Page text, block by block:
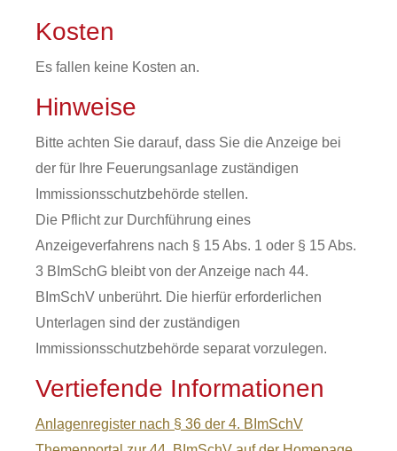
Kosten
Es fallen keine Kosten an.
Hinweise
Bitte achten Sie darauf, dass Sie die Anzeige bei
der für Ihre Feuerungsanlage zuständigen
Immissionsschutzbehörde stellen.
Die Pflicht zur Durchführung eines
Anzeigeverfahrens nach § 15 Abs. 1 oder § 15 Abs.
3 BImSchG bleibt von der Anzeige nach 44.
BImSchV unberührt. Die hierfür erforderlichen
Unterlagen sind der zuständigen
Immissionsschutzbehörde separat vorzulegen.
Vertiefende Informationen
Anlagenregister nach § 36 der 4. BImSchV